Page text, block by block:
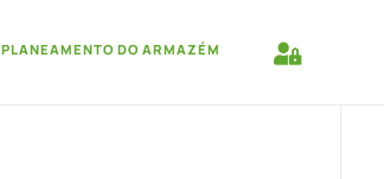
PLANEAMENTO DO ARMAZÉM